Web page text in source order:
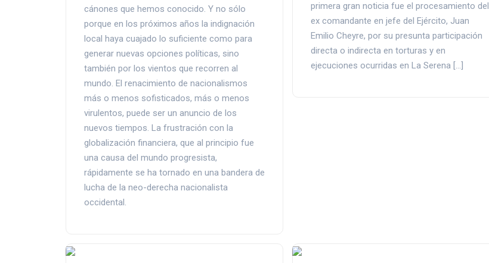
cánones que hemos conocido. Y no sólo
porque en los próximos años la indignación
local haya cuajado lo suficiente como para
generar nuevas opciones políticas, sino
también por los vientos que recorren al
mundo. El renacimiento de nacionalismos
más o menos sofisticados, más o menos
virulentos, puede ser un anuncio de los
nuevos tiempos. La frustración con la
globalización financiera, que al principio fue
una causa del mundo progresista,
rápidamente se ha tornado en una bandera de
lucha de la neo-derecha nacionalista
occidental.
primera gran noticia fue el procesamiento del
ex comandante en jefe del Ejército, Juan
Emilio Cheyre, por su presunta participación
directa o indirecta en torturas y en
ejecuciones ocurridas en La Serena […]